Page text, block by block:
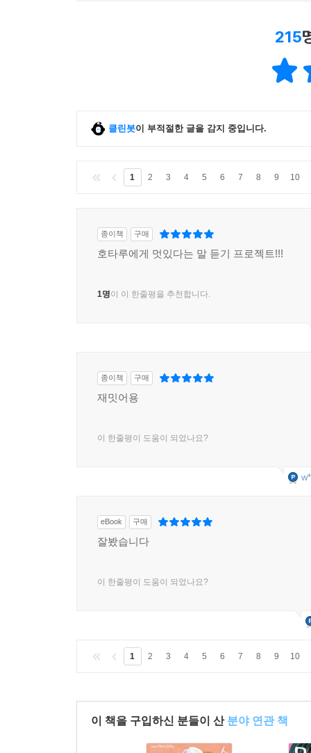
215
클린봇이 부적절한 글을 감지 중입니다.
1 2 3 4 5 6 7 8 9 10
종이책 구매
호타루에게 멋있다는 말 듣기 프로젝트!!!
1명이 이 한줄평을 추천합니다.
종이책 구매
재밋어용
이 한줄평이 도움이 되었나요?
eBook 구매
잘봤습니다
이 한줄평이 도움이 되었나요?
1 2 3 4 5 6 7 8 9 10
이 책을 구입하신 분들이 산 분야 연관 책